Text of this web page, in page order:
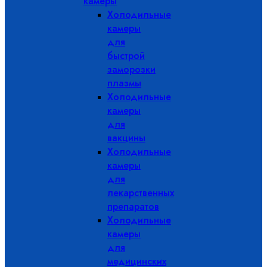
Холодильные
камеры
для
быстрой
заморозки
плазмы
Холодильные
камеры
для
вакцины
Холодильные
камеры
для
лекарственных
препаратов
Холодильные
камеры
для
медицинских